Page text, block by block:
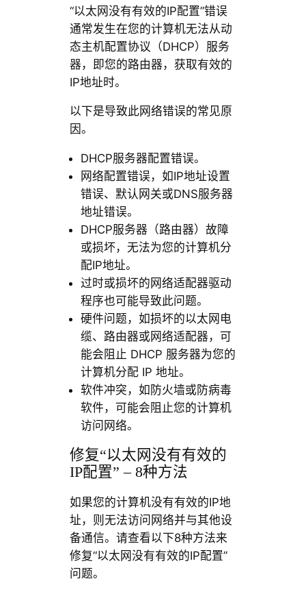
“以太网没有有效的IP配置”错误
通常发生在您的计算机无法从动
态主机配置协议（DHCP）服务
器，即您的路由器，获取有效的
IP地址时。
以下是导致此网络错误的常见原
因。
DHCP服务器配置错误。
网络配置错误，如IP地址设置
错误、默认网关或DNS服务器
地址错误。
DHCP服务器（路由器）故障
或损坏，无法为您的计算机分
配IP地址。
过时或损坏的网络适配器驱动
程序也可能导致此问题。
硬件问题，如损坏的以太网电
缆、路由器或网络适配器，可
能会阻止 DHCP 服务器为您的
计算机分配 IP 地址。
软件冲突，如防火墙或防病毒
软件，可能会阻止您的计算机
访问网络。
修复“以太网没有有效的
IP配置” – 8种方法
如果您的计算机没有有效的IP地
址，则无法访问网络并与其他设
备通信。请查看以下8种方法来
修复“以太网没有有效的IP配置”
问题。